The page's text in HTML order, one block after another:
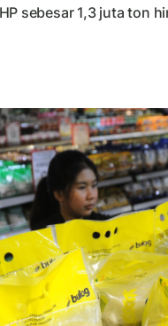
sebesar 1,3 juta ton